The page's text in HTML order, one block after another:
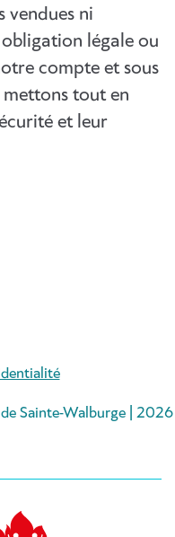
vendues ni
légale ou
compte et sous
tout en
et leur
Sainte-Walburge | 2026